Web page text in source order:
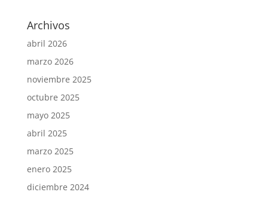
Archivos
abril 2026
marzo 2026
noviembre 2025
octubre 2025
mayo 2025
abril 2025
marzo 2025
enero 2025
diciembre 2024